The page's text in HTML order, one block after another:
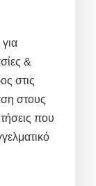
&
στις
στους
που